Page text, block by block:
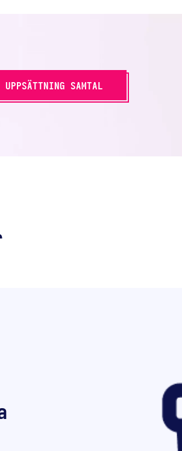
UPPSÄTTNING SAMTAL